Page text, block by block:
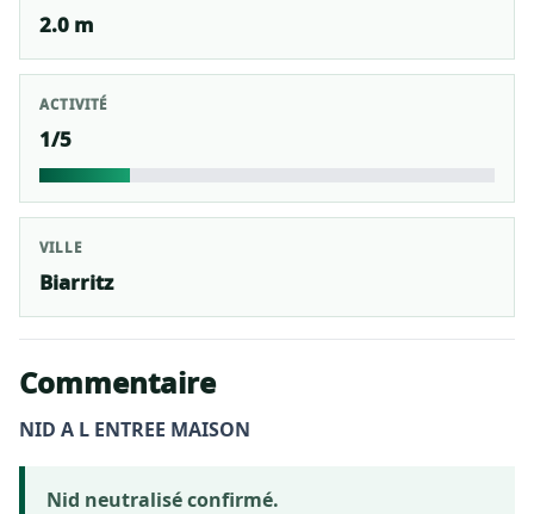
2.0 m
ACTIVITÉ
1/5
VILLE
Biarritz
Commentaire
NID A L ENTREE MAISON
Nid neutralisé confirmé.